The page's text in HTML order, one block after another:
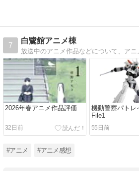
7
白鷺館アニメ棟
2026年春アニメ作品評価
32日前
機動警察パトレ
File1
55日前
#アニメ #アニメ感想